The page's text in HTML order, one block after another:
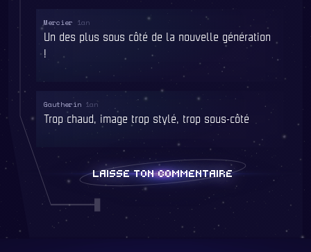
Mercier 1an
Un des plus sous côté de la nouvelle génération
!
Gautherin 1an
Trop chaud, image trop stylé, trop sous-côté
LAISSE TON COMMENTAIRE
Aucun commentaire pour cette publication.
LAISSE TON COMMENTAIRE